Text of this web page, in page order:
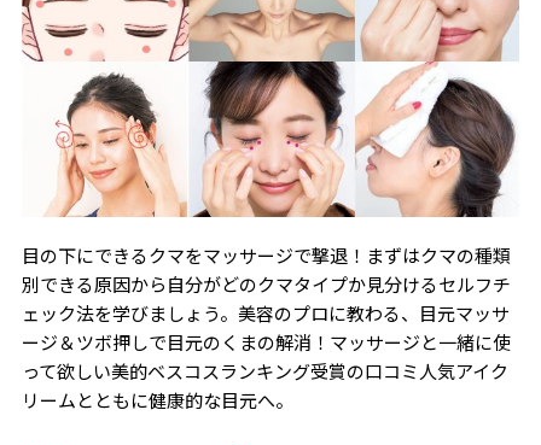
目の下にできるクマをマッサージで撃退！まずはクマの種類
別できる原因から自分がどのクマタイプか見分けるセルフチ
ェック法を学びましょう。美容のプロに教わる、目元マッサ
ージ＆ツボ押しで目元のくまの解消！マッサージと一緒に使
って欲しい美的ベスコスランキング受賞の口コミ人気アイク
リームとともに健康的な目元へ。